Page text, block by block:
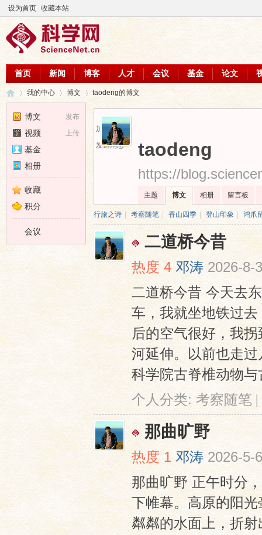
设为首页 收藏本站
首页 新闻 博客 人才 会议 基金 论文
›
我的中心 博文 taodeng的博文
加为好友
发送消息
taodeng
https://
主题 博文 相册 留言板
行旅之诗 考察随笔 香山四季 登山印象 鸿爪
二道桥今昔
热度 4 邓涛 2026-8-
二道桥今昔 今天去
车，我就坐地铁过
后的空气很好，我
河延伸。以前也走
科学院古脊椎动物
个人分类: 考察随笔 |
那曲旷野
热度 1 邓涛 2026-5-
那曲旷野 正午时分
下帷幕。高原的阳
粼粼的水面上，折
发布
博文
上传
视频
基金
相册
收藏
积分
会议